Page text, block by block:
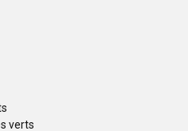
verts